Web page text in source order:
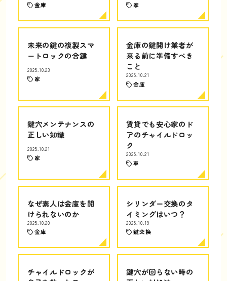
金庫 家
未来の鍵の複製スマ
ートロックの合鍵
2025.10.23
家
金庫の鍵開け業者が
来る前に準備すべき
こと
2025.10.21
金庫
鍵穴メンテナンスの
正しい知識
2025.10.21
家
賃貸でも安心家のド
アのチャイルドロッ
ク
2025.10.21
車
なぜ素人は金庫を開
けられないのか
2025.10.20
金庫
シリンダー交換のタ
イミングはいつ？
2025.10.19
鍵交換
チャイルドロックが
鍵穴が回らない時の